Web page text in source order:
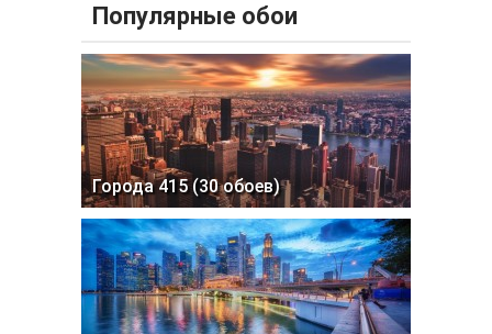
Популярные обои
Города 415 (30 обоев)